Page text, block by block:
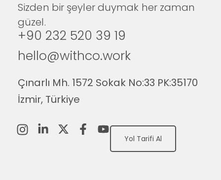
Sizden bir şeyler duymak her zaman
güzel.
+90 232 520 39 19
hello@withco.work
Çınarlı Mh. 1572 Sokak No:33 PK:35170
İzmir, Türkiye
Yol Tarifi Al